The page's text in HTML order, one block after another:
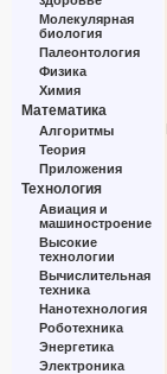
Молекулярная
биология
Палеонтология
Физика
Химия
Математика
Алгоритмы
Теория
Приложения
Технология
Авиация и
машиностроение
Высокие
технологии
Вычислительная
техника
Нанотехнология
Роботехника
Энергетика
Электроника